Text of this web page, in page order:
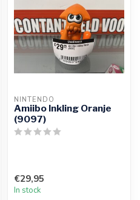
NINTENDO
Amiibo Inkling Oranje
(9097)
€29,95
In stock